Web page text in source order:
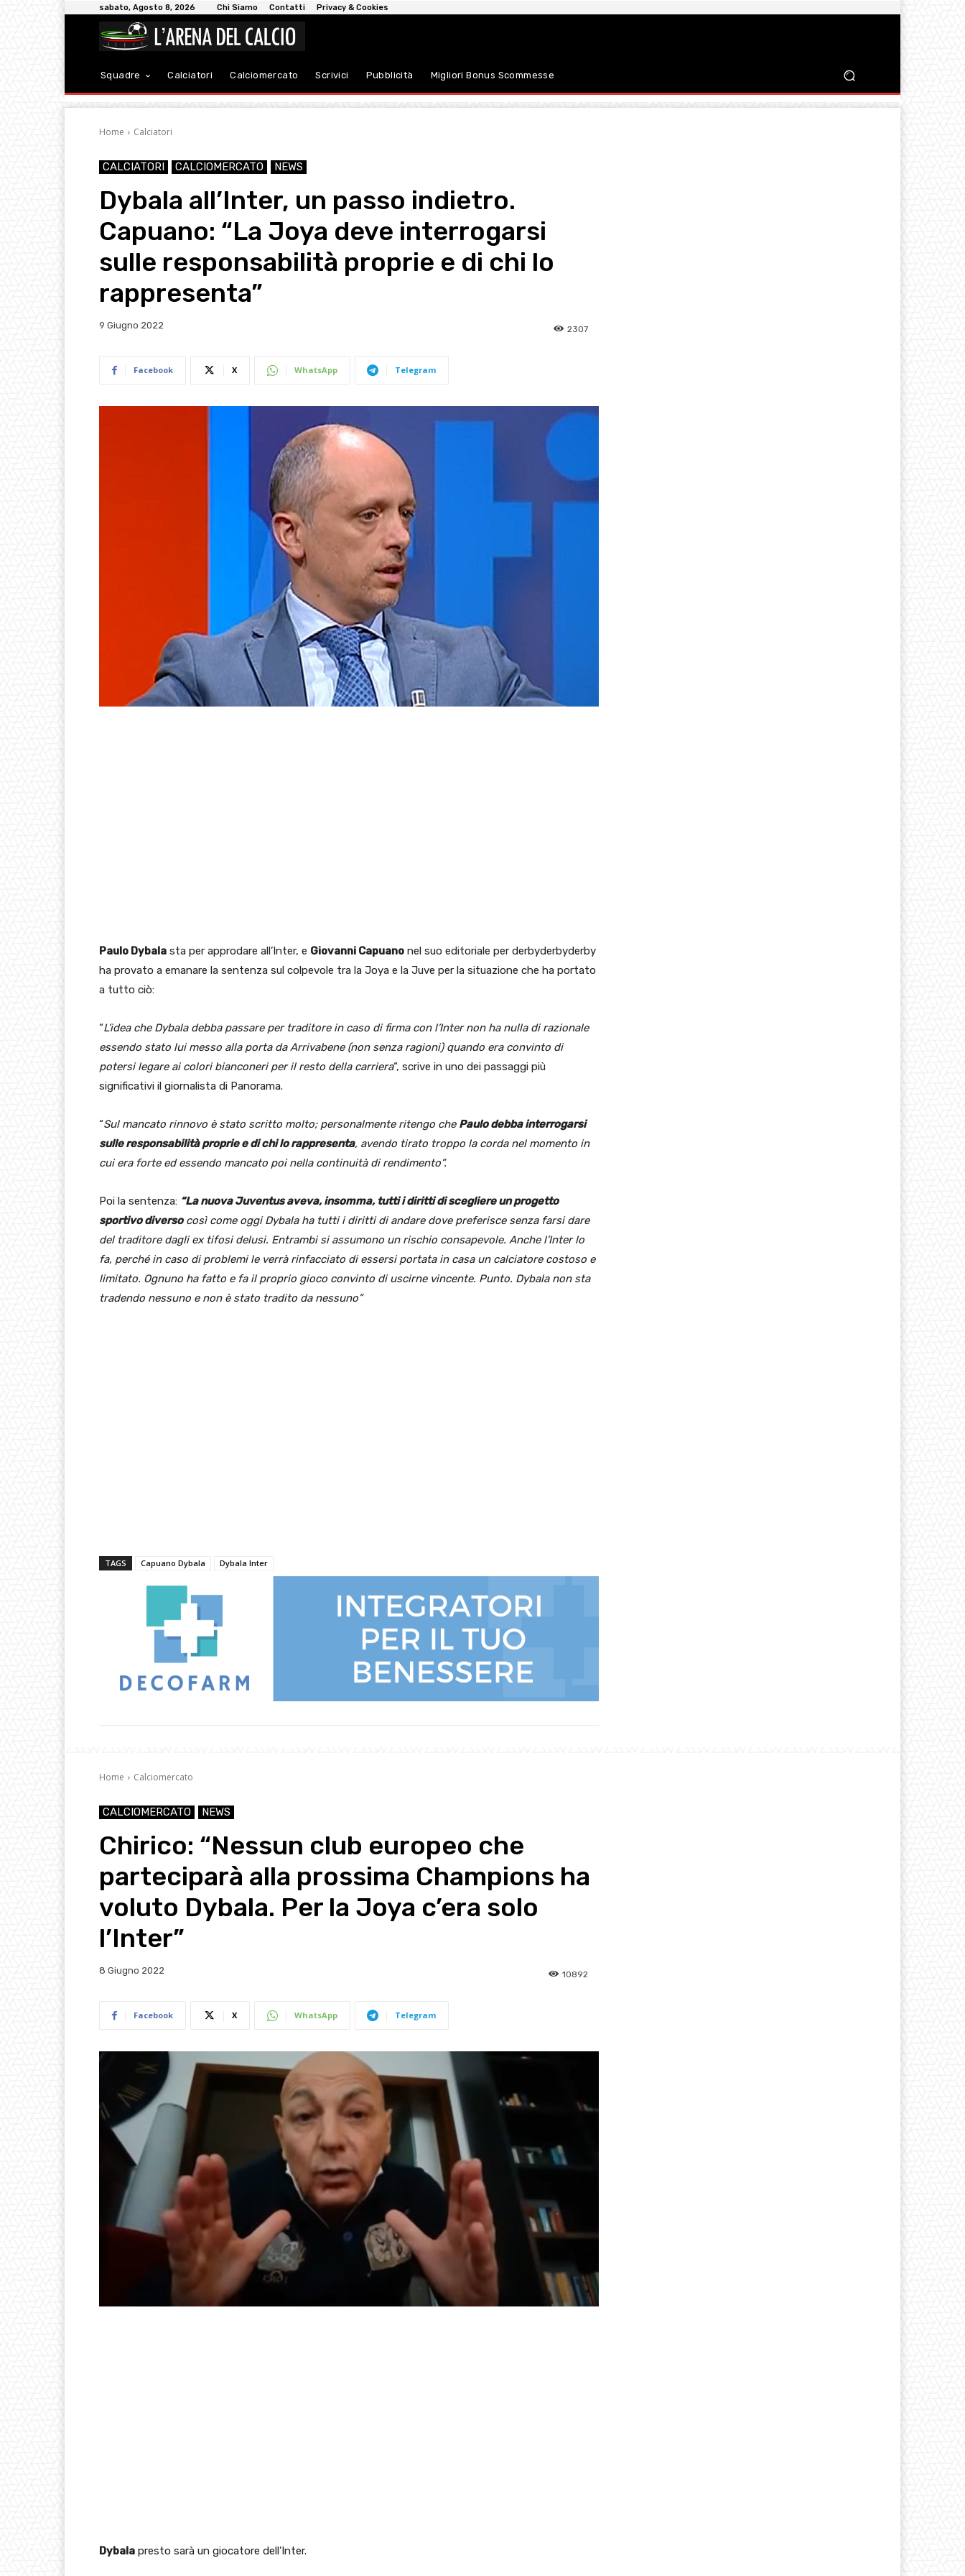
sabato, Agosto 8, 2026 Chi Siamo Contatti Privacy & Cookies
Squadre Calciatori Calciomercato Scrivici Pubblicità Migliori Bonus Scommesse
Home Calciatori
CALCIATORI CALCIOMERCATO NEWS
Dybala all’Inter, un passo indietro.
Capuano: “La Joya deve interrogarsi
sulle responsabilità proprie e di chi lo
rappresenta”
9 Giugno 2022 2307
Facebook X WhatsApp Telegram
Paulo Dybala sta per approdare all’Inter, e Giovanni Capuano nel suo editoriale per derbyderbyderby
ha provato a emanare la sentenza sul colpevole tra la Joya e la Juve per la situazione che ha portato
a tutto ciò:
“L’idea che Dybala debba passare per traditore in caso di firma con l’Inter non ha nulla di razionale
essendo stato lui messo alla porta da Arrivabene (non senza ragioni) quando era convinto di
potersi legare ai colori bianconeri per il resto della carriera“, scrive in uno dei passaggi più
significativi il giornalista di Panorama.
“Sul mancato rinnovo è stato scritto molto; personalmente ritengo che Paulo debba interrogarsi
sulle responsabilità proprie e di chi lo rappresenta, avendo tirato troppo la corda nel momento in
cui era forte ed essendo mancato poi nella continuità di rendimento”.
Poi la sentenza: “La nuova Juventus aveva, insomma, tutti i diritti di scegliere un progetto
sportivo diversocosì come oggi Dybala ha tutti i diritti di andare dove preferisce senza farsi dare
del traditore dagli ex tifosi delusi. Entrambi si assumono un rischio consapevole. Anche l’Inter lo
fa, perché in caso di problemi le verrà rinfacciato di essersi portata in casa un calciatore costoso e
limitato. Ognuno ha fatto e fa il proprio gioco convinto di uscirne vincente. Punto. Dybala non sta
tradendo nessuno e non è stato tradito da nessuno”
TAGS Capuano Dybala Dybala Inter